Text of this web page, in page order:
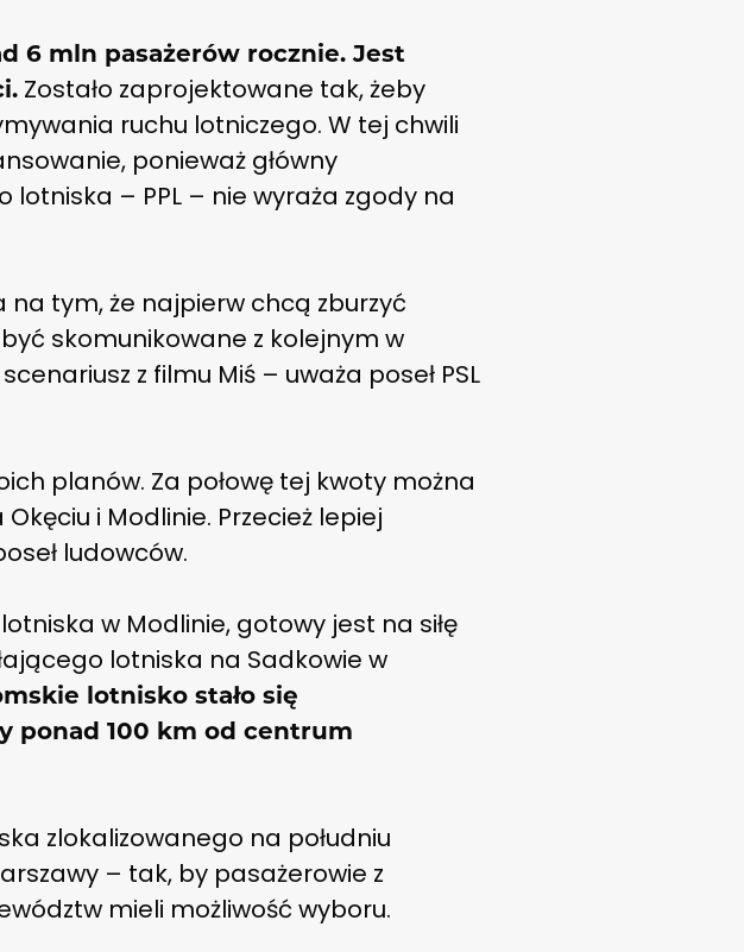
6 mln pasażerów rocznie. Jest
Zostało zaprojektowane tak, żeby
ruchu lotniczego. W tej chwili
ponieważ główny
lotniska – PPL – nie wyraża zgody na
na tym, że najpierw chcą zburzyć
skomunikowane z kolejnym w
z filmu Miś – uważa poseł PSL
planów. Za połowę tej kwoty można
i Modlinie. Przecież lepiej
ludowców.
w Modlinie, gotowy jest na siłę
lotniska na Sadkowie w
lotnisko stało się
ponad 100 km od centrum
zlokalizowanego na południu
– tak, by pasażerowie z
mieli możliwość wyboru.